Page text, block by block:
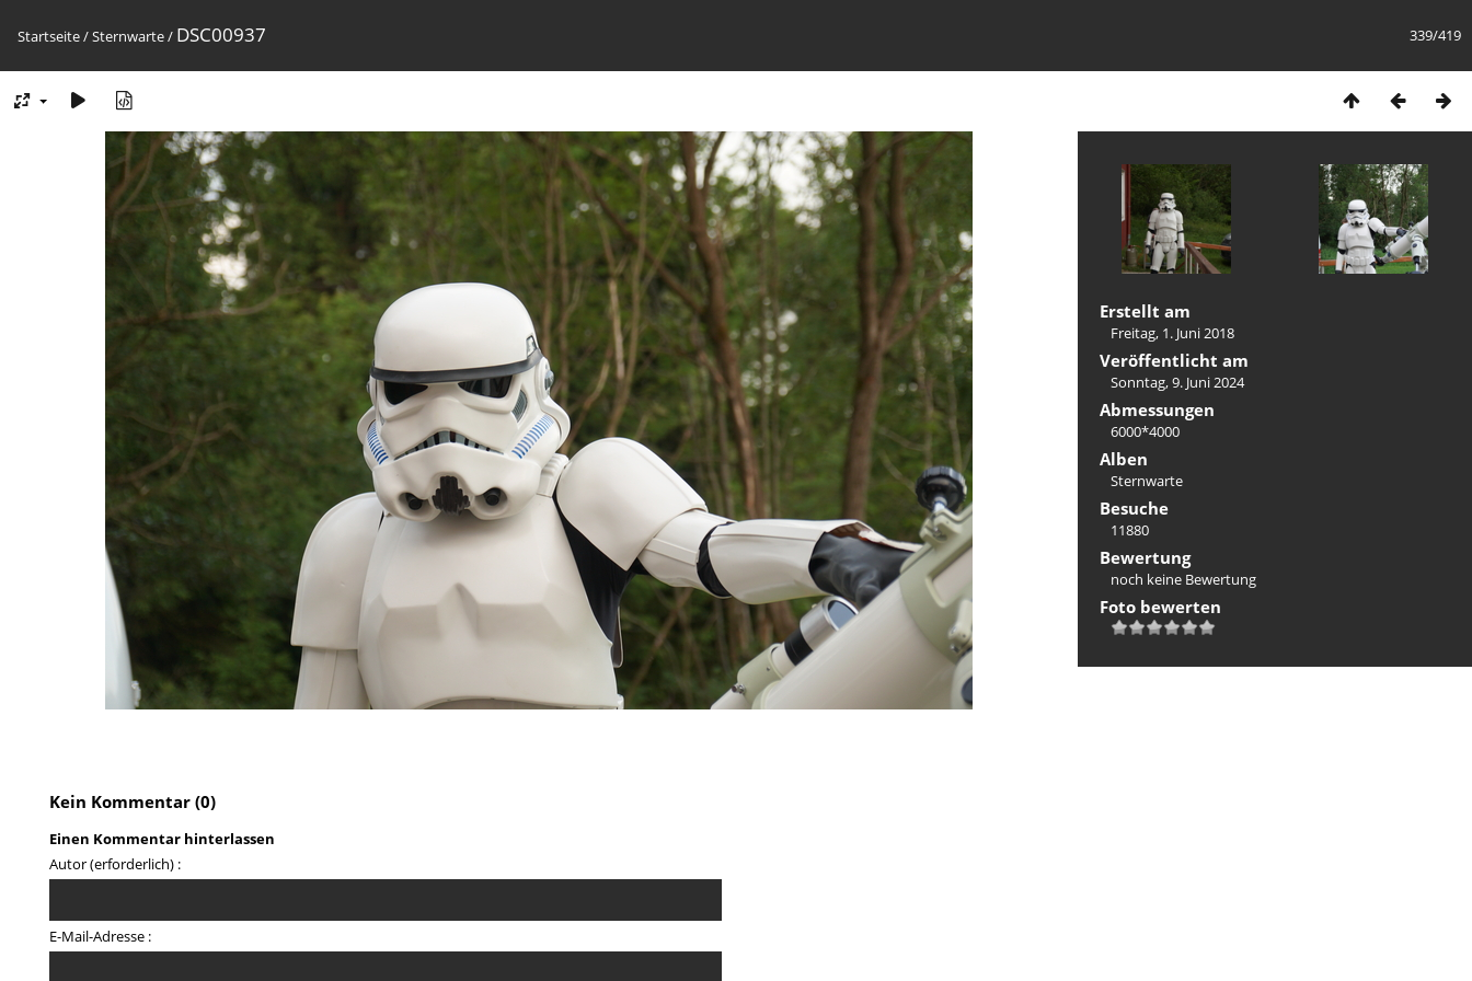
339/419
Startseite/Sternwarte/ DSC00937
Erstellt am
Freitag, 1. Juni 2018
Veröffentlicht am
Sonntag, 9. Juni 2024
Abmessungen
6000*4000
Alben
Sternwarte
Besuche
11880
Bewertung
noch keine Bewertung
Foto bewerten
Kein Kommentar (0)
Einen Kommentar hinterlassen
Autor (erforderlich) :
E-Mail-Adresse :